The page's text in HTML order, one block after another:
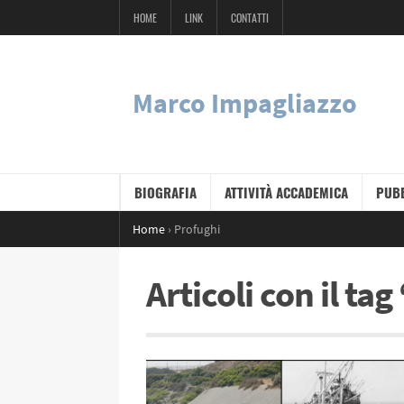
HOME LINK CONTATTI
Marco Impagliazzo
BIOGRAFIA ATTIVITÀ ACCADEMICA
Home › Profughi
Articoli con il